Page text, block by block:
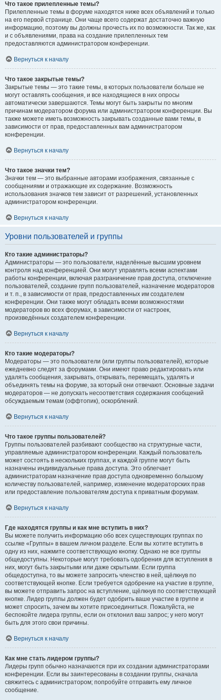
Что такое прилепленные темы?
Прилепленные темы в форуме находятся ниже всех объявлений и только
на его первой странице. Они чаще всего содержат достаточно важную
информацию, поэтому вы должны прочесть их по возможности. Так же, как
и с объявлениями, права на создание прилепленных тем
предоставляются администратором конференции.
Вернуться к началу
Что такое закрытые темы?
Закрытые темы — это такие темы, в которых пользователи больше не
могут оставлять сообщения, и все находящиеся в них опросы
автоматически завершаются. Темы могут быть закрыты по многим
причинам модератором форума или администратором конференции. Вы
также можете иметь возможность закрывать созданные вами темы, в
зависимости от прав, предоставленных вам администратором
конференции.
Вернуться к началу
Что такое значки тем?
Значки тем — это выбранные авторами изображения, связанные с
сообщениями и отражающие их содержание. Возможность
использования значков тем зависит от разрешений, установленных
администратором конференции.
Вернуться к началу
Уровни пользователей и группы
Кто такие администраторы?
Администраторы — это пользователи, наделённые высшим уровнем
контроля над конференцией. Они могут управлять всеми аспектами
работы конференции, включая разграничение прав доступа, отключение
пользователей, создание групп пользователей, назначение модераторов
и т. п., в зависимости от прав, предоставленных им создателем
конференции. Они также могут обладать всеми возможностями
модераторов во всех форумах, в зависимости от настроек,
произведённых создателем конференции.
Вернуться к началу
Кто такие модераторы?
Модераторы — это пользователи (или группы пользователей), которые
ежедневно следят за форумами. Они имеют право редактировать или
удалять сообщения, закрывать, открывать, перемещать, удалять и
объединять темы на форуме, за который они отвечают. Основные задачи
модераторов — не допускать несоответствия содержания сообщений
обсуждаемым темам (оффтопик), оскорблений.
Вернуться к началу
Что такое группы пользователей?
Группы пользователей разбивают сообщество на структурные части,
управляемые администратором конференции. Каждый пользователь
может состоять в нескольких группах, и каждой группе могут быть
назначены индивидуальные права доступа. Это облегчает
администраторам назначение прав доступа одновременно большому
количеству пользователей, например, изменение модераторских прав
или предоставление пользователям доступа к приватным форумам.
Вернуться к началу
Где находятся группы и как мне вступить в них?
Вы можете получить информацию обо всех существующих группах по
ссылке «Группы» в вашем личном разделе. Если вы хотите вступить в
одну из них, нажмите соответствующую кнопку. Однако не все группы
общедоступны. Некоторые могут требовать одобрения для вступления в
них, могут быть закрытыми или даже скрытыми. Если группа
общедоступна, то вы можете запросить членство в ней, щёлкнув по
соответствующей кнопке. Если требуется одобрение на участие в группе,
вы можете отправить запрос на вступление, щёлкнув по соответствующей
кнопке. Лидер группы должен будет одобрить ваше участие в группе и
может спросить, зачем вы хотите присоединиться. Пожалуйста, не
беспокойте лидера группы, если он отклонил ваш запрос; у него могут
быть для этого свои причины.
Вернуться к началу
Как мне стать лидером группы?
Лидеры групп обычно назначаются при их создании администраторами
конференции. Если вы заинтересованы в создании группы, сначала
свяжитесь с администратором; попробуйте отправить ему личное
сообщение.